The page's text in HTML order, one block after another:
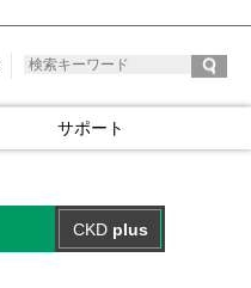
サポート
CKD plus